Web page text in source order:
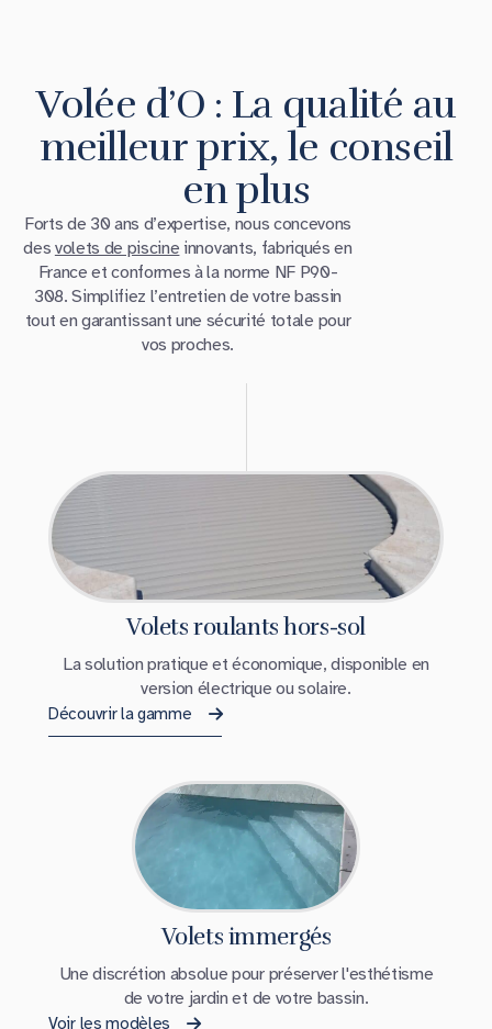
Volée d’O : La qualité au
meilleur prix, le conseil
en plus
Forts de 30 ans d’expertise, nous concevons
des volets de piscine innovants, fabriqués en
France et conformes à la norme NF P90-
308. Simplifiez l’entretien de votre bassin
tout en garantissant une sécurité totale pour
vos proches.
Volets roulants hors-sol
La solution pratique et économique, disponible en
version électrique ou solaire.
Découvrir la gamme
Volets immergés
Une discrétion absolue pour préserver l'esthétisme
de votre jardin et de votre bassin.
Voir les modèles